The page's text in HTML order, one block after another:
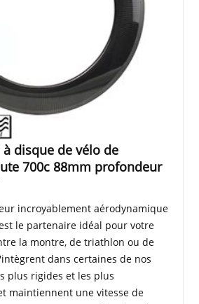
à disque de vélo de
700c 88mm profondeur
incroyablement aérodynamique
le partenaire idéal pour votre
la montre, de triathlon ou de
dans certaines de nos
plus rigides et les plus
maintiennent une vitesse de